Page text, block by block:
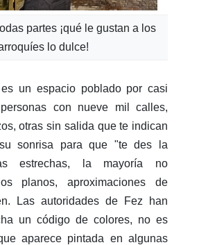
partes ¡qué le gustan a los
lo dulce!
un espacio poblado por casi
con nueve mil calles,
otras sin salida que te indican
sonrisa para que "te des la
estrechas, la mayoría no
planos, aproximaciones de
Las autoridades de Fez han
un código de colores, no es
aparece pintada en algunas